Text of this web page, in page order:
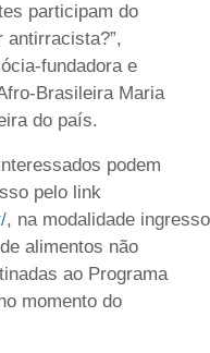
participam do
antirracista?”,
fundadora e
Brasileira Maria
do país.
podem
pelo link
, na modalidade ingresso
alimentos não
ao Programa
momento do